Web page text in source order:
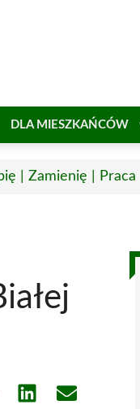
DLA MIESZKAŃCÓW
| Zamienię | Praca
Share Share